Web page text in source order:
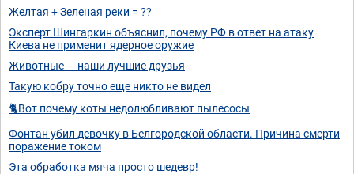
Желтая + Зеленая реки = ??
Эксперт Шингаркин объяснил, почему РФ в ответ на атаку
Киева не применит ядерное оружие
Животные — наши лучшие друзья
Такую кобру точно еще никто не видел
🐈Вот почему коты недолюбливают пылесосы
Фонтан убил девочку в Белгородской области. Причина смерти
поражение током
Эта обработка мяча просто шедевр!